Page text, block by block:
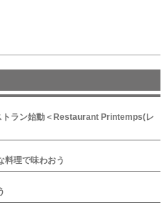
トラン始動＜Restaurant Printemps(レ
料理で味わおう